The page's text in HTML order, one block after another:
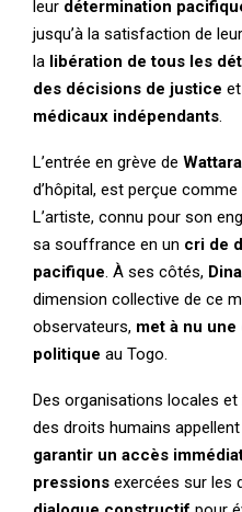
leur détermination
jusqu’à la satisfaction de
la libération de tous les
des décisions de justice
médicaux indépendants
L’entrée en grève de
d’hôpital, est perçue comme
L’artiste, connu pour son
sa souffrance en un cri de
pacifique . À ses côtés,
dimension collective de ce
observateurs, met à nu
politique au Togo.
Des organisations locales
des droits humains
garantir un accès
pressions exercées sur les